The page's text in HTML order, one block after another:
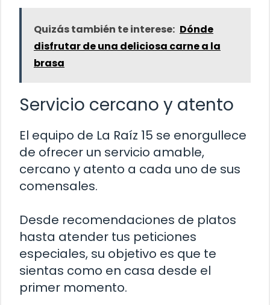
Quizás también te interese: Dónde
disfrutar de una deliciosa carne a la
brasa
Servicio cercano y atento
El equipo de La Raíz 15 se enorgullece
de ofrecer un servicio amable,
cercano y atento a cada uno de sus
comensales.
Desde recomendaciones de platos
hasta atender tus peticiones
especiales, su objetivo es que te
sientas como en casa desde el
primer momento.